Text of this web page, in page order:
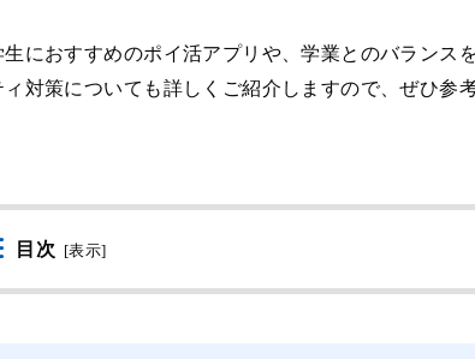
生におすすめのポイ活アプリや、学業とのバランス
ィ対策についても詳しくご紹介しますので、ぜひ参
目次 [表示]